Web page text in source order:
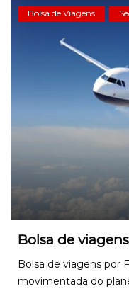
Bolsa de Viagens
Bolsa de
Bolsa de viagens por
movimentada do